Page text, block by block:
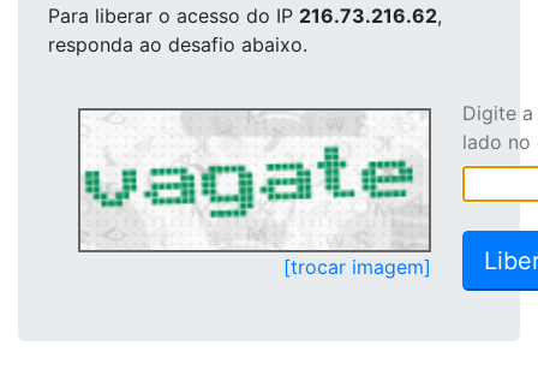
Para liberar o acesso do IP 216.73.216.62,
responda ao desafio abaixo.
[trocar imagem]
Digite
lado no